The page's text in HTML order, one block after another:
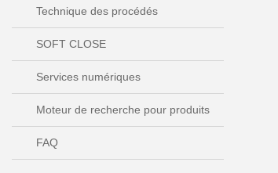
Technique des procédés
SOFT CLOSE
Services numériques
Moteur de recherche pour produits
FAQ